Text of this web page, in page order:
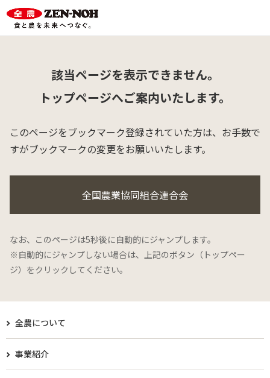
該当ページを表示できません。
トップページへご案内いたします。
このページをブックマーク登録されていた方は、 お手数で
すがブックマークの変更をお願いいたします。
全国農業協同組合連合会
なお、このページは5秒後に自動的にジャンプします。
※自動的にジャンプしない場合は、上記のボタン（トップペー
ジ）をクリックしてください。
全農について
事業紹介